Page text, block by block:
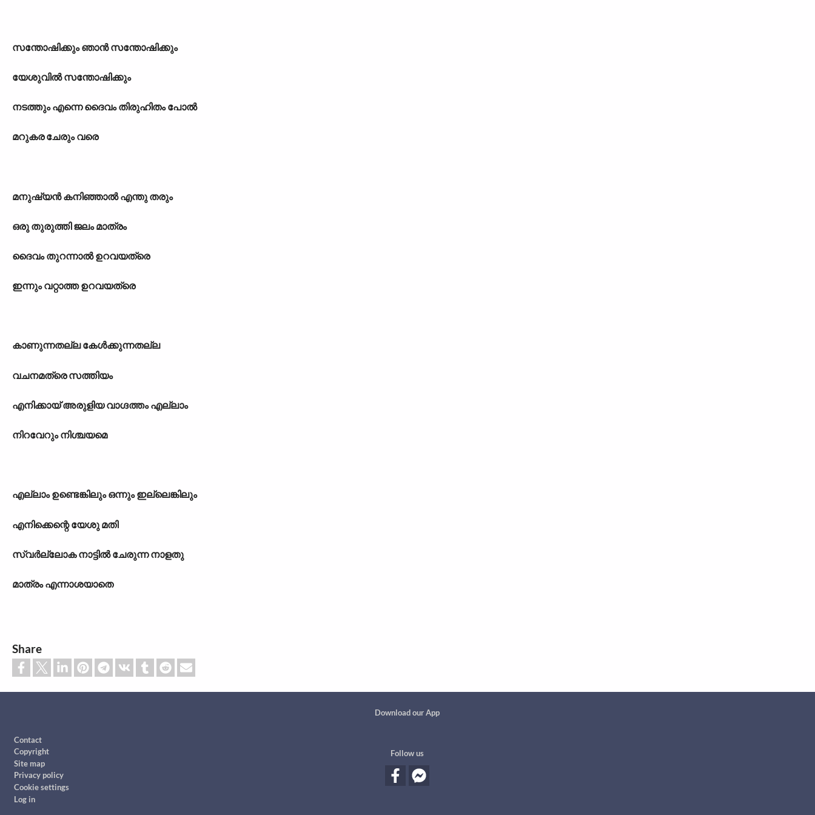
സന്തോഷിക്കും ഞാന്‍ സന്തോഷിക്കും
യേശുവില്‍ സന്തോഷിക്കും
നടത്തും എന്നെ ദൈവം തിരുഹിതം പോല്‍
മറുകര ചേരും വരെ
മനുഷ‍്യന്‍ കനിഞ്ഞാല്‍ എന്തു തരും
ഒരു തുരുത്തി ജലം മാത്രം
ദൈവം തുറന്നാല്‍ ഉറവയത്രെ
ഇന്നും വറ്റാത്ത ഉറവയത്രെ
കാണുന്നതല്ല കേള്‍ക്കുന്നതല്ല
വചനമത്രെ സത്തിയം
എനിക്കായ് അരുളിയ വാഗ്ദത്തം എല്ലാം
നിറവേറും നിശ്ചയമെ
എല്ലാം ഉണ്ടെങ്കിലും ഒന്നും ഇല്ലെങ്കിലും
എനിക്കെന്റെ യേശു മതി
സ്വര്‍ല്ലോക നാട്ടില്‍ ചേരുന്ന നാളതു
മാത്രം എന്നാശയാതെ
Share
Download our App
Contact
Copyright
Site map
Privacy policy
Cookie settings
Log in
Follow us